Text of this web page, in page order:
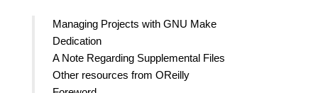
Managing Projects with GNU Make
Dedication
A Note Regarding Supplemental Files
Other resources from OReilly